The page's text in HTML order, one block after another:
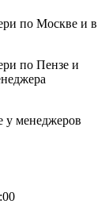
по Москве и в
по Пензе и
у менеджеров